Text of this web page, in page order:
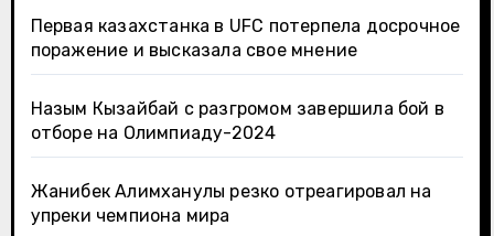
Первая казахстанка в UFC потерпела досрочное
поражение и высказала свое мнение
Назым Кызайбай с разгромом завершила бой в
отборе на Олимпиаду-2024
Жанибек Алимханулы резко отреагировал на
упреки чемпиона мира